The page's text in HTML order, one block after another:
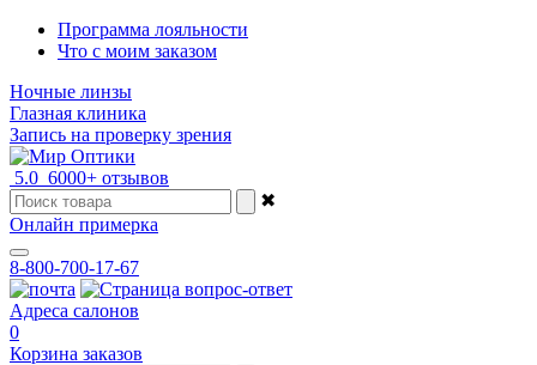
Программа лояльности
Что с моим заказом
Ночные линзы
Глазная клиника
Запись на проверку зрения
5.0 6000+ отзывов
✖
Онлайн примерка
8-800-700-17-67
Адреса салонов
0
Корзина заказов